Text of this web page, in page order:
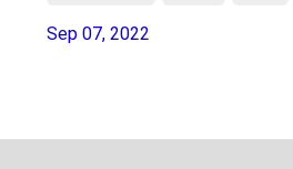
Sep 07, 2022